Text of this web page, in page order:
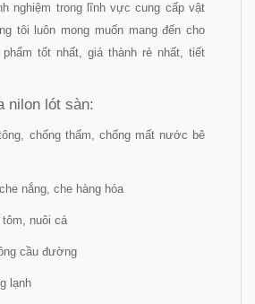
nghiệm trong lĩnh vực cung cấp vật
tôi luôn mong muốn mang đến cho
phẩm tốt nhất, giá thành rẻ nhất, tiết
nilon lót sàn:
chống thấm, chống mất nước bê
nắng, che hàng hóa
nuôi cá
cầu đường
lạnh